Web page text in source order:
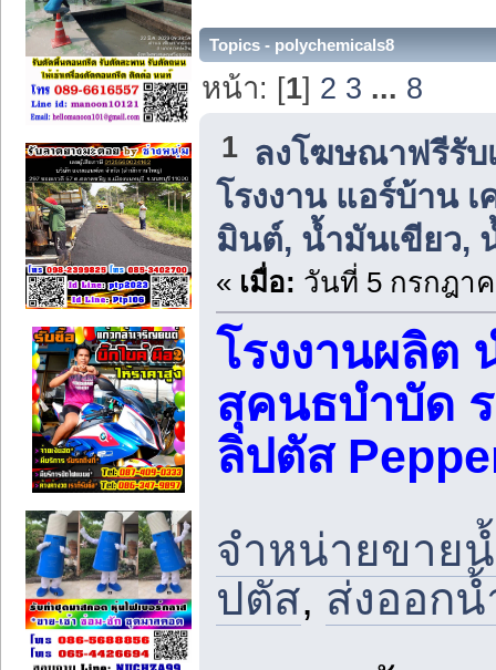
Topics - polychemicals8
หน้า: [1] 2 3 ... 8
1 ลงโฆษณาฟรีรับ
โรงงาน แอร์บ้าน เ
มินต์, น้ำมันเขียว,
« เมื่อ: วันที่ 5 กรกฎาค
โรงงานผลิต
สุคนธบำบัด
ลิปตัส
จำหน่ายขาย
ปตัส, ส่งออก